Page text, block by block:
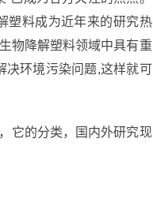
塑料成为近年来的研究热
物降解塑料领域中具有重
决环境污染问题,这样就可
它的分类，国内外研究现